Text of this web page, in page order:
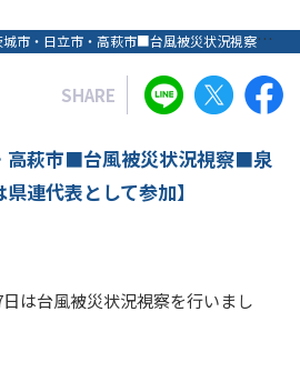
・日立市・高萩市■台風被災状況視察■泉代表現地入り・青山は県連代表として参加】
SHARE
高萩市■台風被災状況視察■泉
連代表として参加】
は台風被災状況視察を行いまし